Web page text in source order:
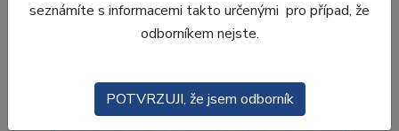
seznámíte s informacemi takto určenými pro případ, že
odborníkem nejste.
POTVRZUJI, že jsem odborník